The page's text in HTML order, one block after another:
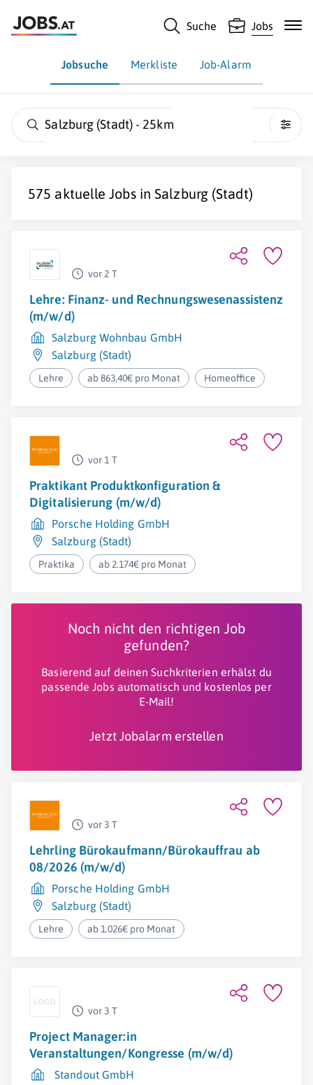
Suche Jobs
Jobsuche Merkliste Job-Alarm
Salzburg (Stadt) - 25km
575 aktuelle Jobs inSalzburg (Stadt)
vor 2 T
Lehre: Finanz- und Rechnungswesenassistenz
(m/w/d)
Salzburg Wohnbau GmbH
Salzburg (Stadt)
Lehre ab 863,40€ pro Monat Homeoffice
vor 1 T
Praktikant Produktkonfiguration &
Digitalisierung (m/w/d)
Porsche Holding GmbH
Salzburg (Stadt)
Praktika ab 2.174€ pro Monat
Noch nicht den richtigen Job
gefunden?
Basierend auf deinen Suchkriterien erhälst du
passende Jobs automatisch und kostenlos per
E-Mail!
Jetzt Jobalarm erstellen
vor 3 T
Lehrling Bürokaufmann/Bürokauffrau ab
08/2026 (m/w/d)
Porsche Holding GmbH
Salzburg (Stadt)
Lehre ab 1.026€ pro Monat
vor 3 T
Project Manager:in
Veranstaltungen/Kongresse (m/w/d)
Standout GmbH